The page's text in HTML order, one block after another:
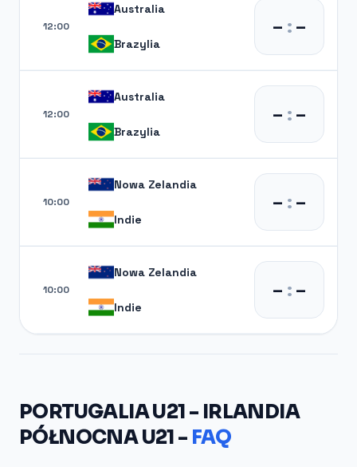
12:00
Australia
Brazylia
– :–
12:00
Australia
Brazylia
– :–
10:00
Nowa Zelandia
Indie
– :–
10:00
Nowa Zelandia
Indie
– :–
PORTUGALIA U21 - IRLANDIA
PÓŁNOCNA U21 - FAQ